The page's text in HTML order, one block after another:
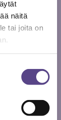
näitä
tai joita on
auttaisi….